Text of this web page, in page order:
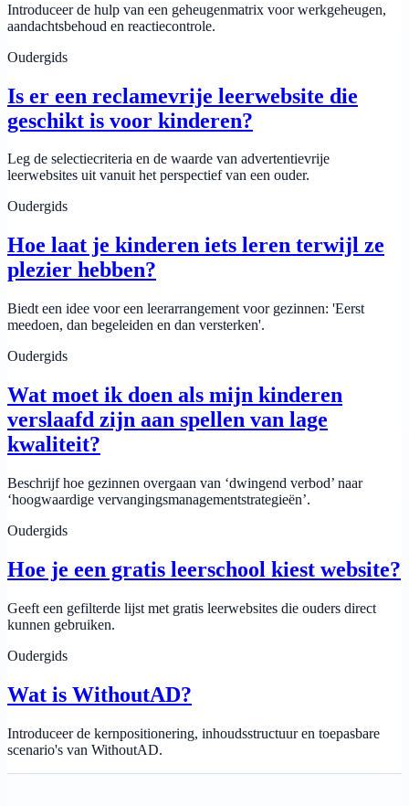
Introduceer de hulp van een geheugenmatrix voor werkgeheugen,
aandachtsbehoud en reactiecontrole.
Oudergids
Is er een reclamevrije leerwebsite die
geschikt is voor kinderen?
Leg de selectiecriteria en de waarde van advertentievrije
leerwebsites uit vanuit het perspectief van een ouder.
Oudergids
Hoe laat je kinderen iets leren terwijl ze
plezier hebben?
Biedt een idee voor een leerarrangement voor gezinnen: 'Eerst
meedoen, dan begeleiden en dan versterken'.
Oudergids
Wat moet ik doen als mijn kinderen
verslaafd zijn aan spellen van lage
kwaliteit?
Beschrijf hoe gezinnen overgaan van ‘dwingend verbod’ naar
‘hoogwaardige vervangingsmanagementstrategieën’.
Oudergids
Hoe je een gratis leerschool kiest website?
Geeft een gefilterde lijst met gratis leerwebsites die ouders direct
kunnen gebruiken.
Oudergids
Wat is WithoutAD?
Introduceer de kernpositionering, inhoudsstructuur en toepasbare
scenario's van WithoutAD.